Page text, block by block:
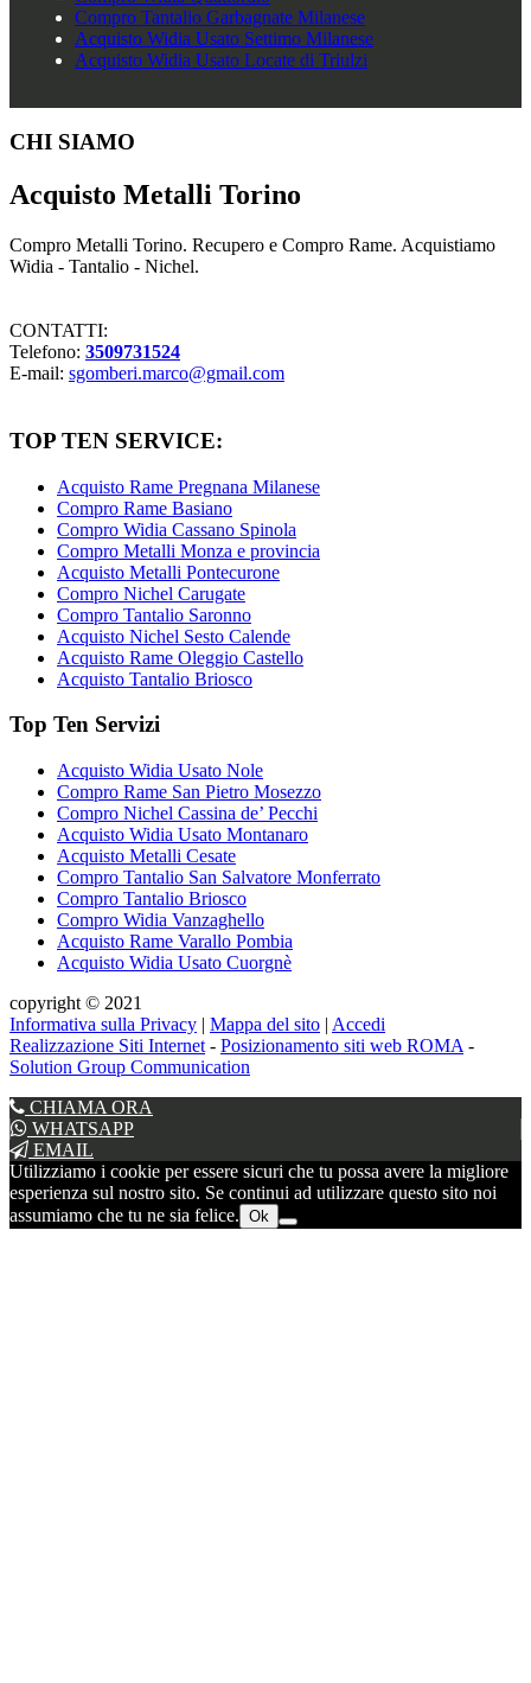
Compro Tantalio Garbagnate Milanese
Acquisto Widia Usato Settimo Milanese
Acquisto Widia Usato Locate di Triulzi
Footer
CHI SIAMO
Acquisto Metalli Torino
Compro Metalli Torino. Recupero e Compro Rame. Acquistiamo
Widia - Tantalio - Nichel.
CONTATTI:
Telefono: 3509731524
E-mail: sgomberi.marco@gmail.com
TOP TEN SERVICE:
Acquisto Rame Pregnana Milanese
Compro Rame Basiano
Compro Widia Cassano Spinola
Compro Metalli Monza e provincia
Acquisto Metalli Pontecurone
Compro Nichel Carugate
Compro Tantalio Saronno
Acquisto Nichel Sesto Calende
Acquisto Rame Oleggio Castello
Acquisto Tantalio Briosco
Top Ten Servizi
Acquisto Widia Usato Nole
Compro Rame San Pietro Mosezzo
Compro Nichel Cassina de’ Pecchi
Acquisto Widia Usato Montanaro
Acquisto Metalli Cesate
Compro Tantalio San Salvatore Monferrato
Compro Tantalio Briosco
Compro Widia Vanzaghello
Acquisto Rame Varallo Pombia
Acquisto Widia Usato Cuorgnè
copyright © 2021
Informativa sulla Privacy | Mappa del sito | Accedi
Realizzazione Siti Internet - Posizionamento siti web ROMA -
Solution Group Communication
CHIAMA ORA
WHATSAPP
EMAIL
Utilizziamo i cookie per essere sicuri che tu possa avere la migliore
esperienza sul nostro sito. Se continui ad utilizzare questo sito noi
assumiamo che tu ne sia felice. Ok